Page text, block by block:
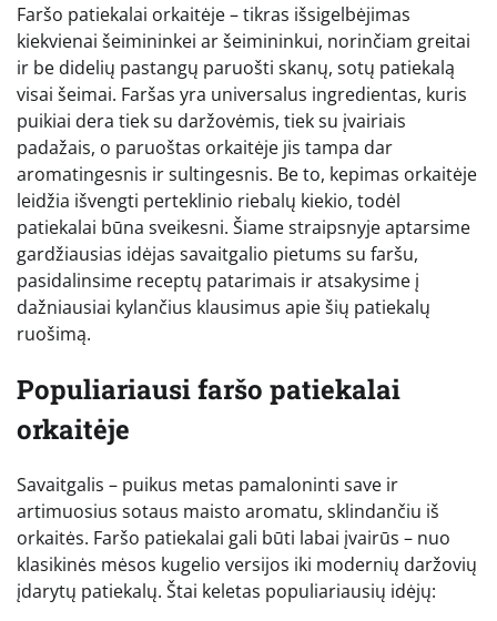
Faršo patiekalai orkaitėje – tikras išsigelbėjimas
kiekvienai šeimininkei ar šeimininkui, norinčiam greitai
ir be didelių pastangų paruošti skanų, sotų patiekalą
visai šeimai. Faršas yra universalus ingredientas, kuris
puikiai dera tiek su daržovėmis, tiek su įvairiais
padažais, o paruoštas orkaitėje jis tampa dar
aromatingesnis ir sultingesnis. Be to, kepimas orkaitėje
leidžia išvengti perteklinio riebalų kiekio, todėl
patiekalai būna sveikesni. Šiame straipsnyje aptarsime
gardžiausias idėjas savaitgalio pietums su faršu,
pasidalinsime receptų patarimais ir atsakysime į
dažniausiai kylančius klausimus apie šių patiekalų
ruošimą.
Populiariausi faršo patiekalai
orkaitėje
Savaitgalis – puikus metas pamaloninti save ir
artimuosius sotaus maisto aromatu, sklindančiu iš
orkaitės. Faršo patiekalai gali būti labai įvairūs – nuo
klasikinės mėsos kugelio versijos iki modernių daržovių
įdarytų patiekalų. Štai keletas populiariausių idėjų: